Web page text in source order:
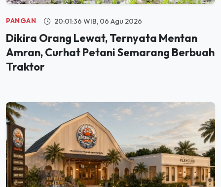
PANGAN 20:01:36 WIB, 06 Agu 2026
Dikira Orang Lewat, Ternyata Mentan
Amran, Curhat Petani Semarang Berbuah
Traktor